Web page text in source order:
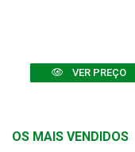
VER PREÇO
OS MAIS VENDIDOS